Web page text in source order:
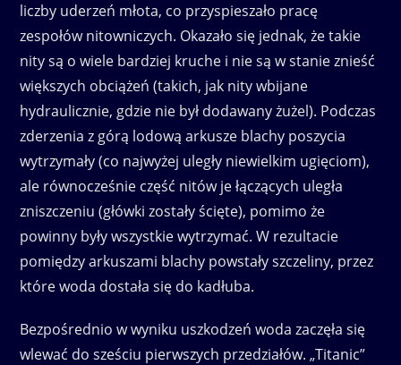
liczby uderzeń młota, co przyspieszało pracę
zespołów nitowniczych. Okazało się jednak, że takie
nity są o wiele bardziej kruche i nie są w stanie znieść
większych obciążeń (takich, jak nity wbijane
hydraulicznie, gdzie nie był dodawany żużel). Podczas
zderzenia z górą lodową arkusze blachy poszycia
wytrzymały (co najwyżej uległy niewielkim ugięciom),
ale równocześnie część nitów je łączących uległa
zniszczeniu (główki zostały ścięte), pomimo że
powinny były wszystkie wytrzymać. W rezultacie
pomiędzy arkuszami blachy powstały szczeliny, przez
które woda dostała się do kadłuba.
Bezpośrednio w wyniku uszkodzeń woda zaczęła się
wlewać do sześciu pierwszych przedziałów. „Titanic”